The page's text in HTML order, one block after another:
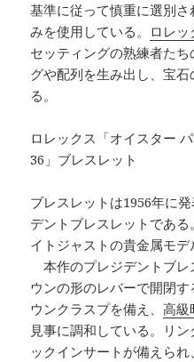
基準に従って慎重に選別
みを使用している。 ロレ
セッティングの熟練者た
グや配列を生み出し、宝
る。
ロレックス「オイスター
36」ブレスレット
ブレスレットは1956年に
デントブレスレットであ
イトジャストの貴金属モデ
本作のプレジデントブレ
ウンの形のレバーで開閉
ウンクラスプを備え、高級
見事に調和している。リ
ックインサートが備えら